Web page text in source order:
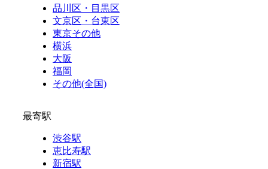
品川区・目黒区
文京区・台東区
東京その他
横浜
大阪
福岡
その他(全国)
最寄駅
渋谷駅
恵比寿駅
新宿駅